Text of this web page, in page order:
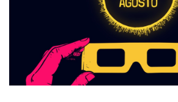
ser
o
quarto
a